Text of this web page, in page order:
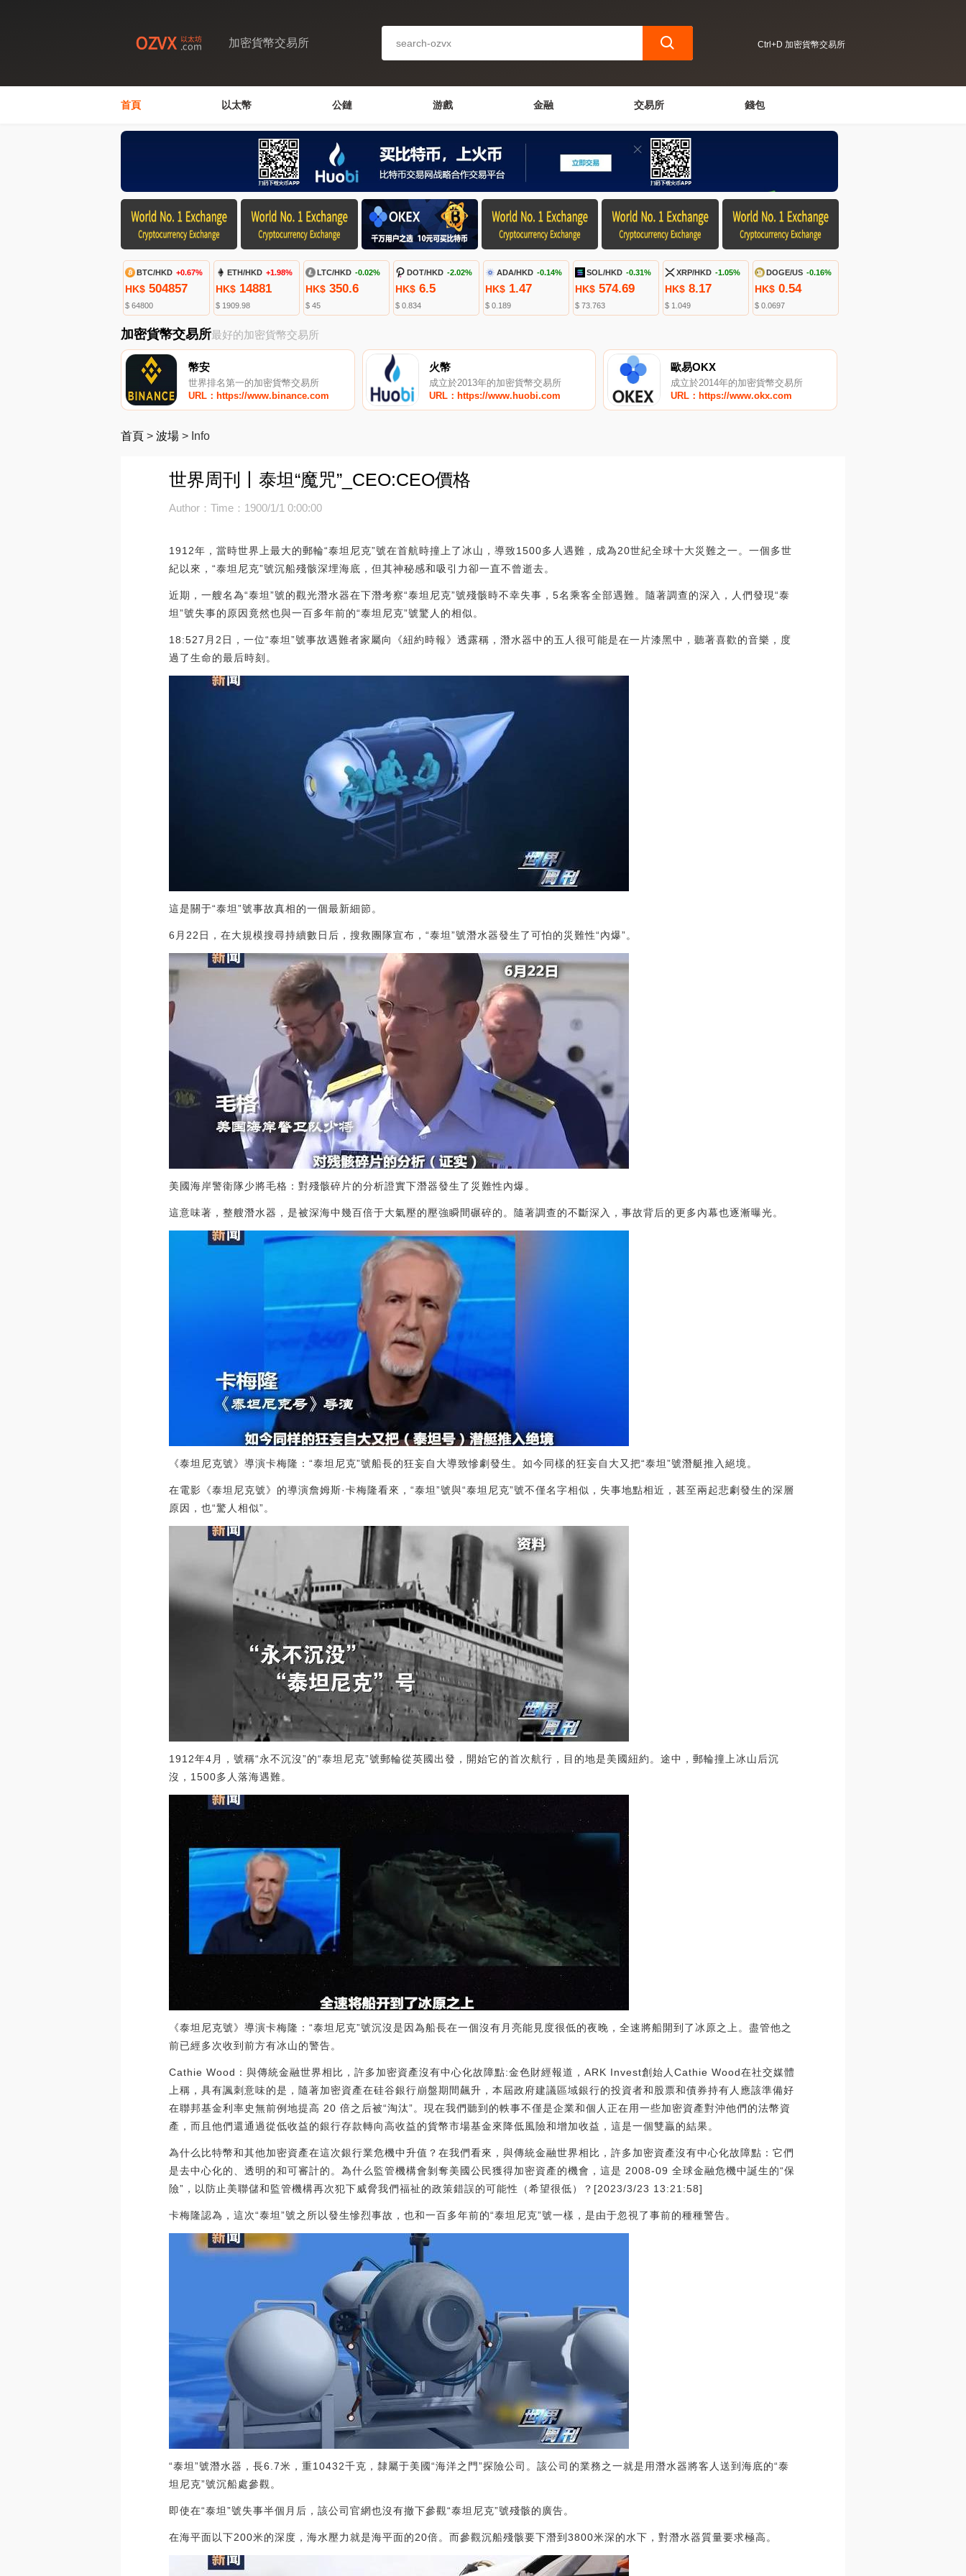
加密貨幣交易所 Ctrl+D 加密貨幣交易所
首頁 以太幣 公鏈 游戲 金融 交易所 錢包
BTC/HKD +0.67%
HK$ 504857
$ 64800
ETH/HKD +1.98%
HK$14881
$ 1909.98
LTC/HKD -0.02%
HK$350.6
$ 45
DOT/HKD -2.02%
HK$6.5
$ 0.834
ADA/HKD -0.14%
HK$1.47
$ 0.189
SOL/HKD -0.31%
HK$ 574.69
$ 73.763
XRP/HKD -1.05%
HK$ 8.17
$ 1.049
DOGE/US -0.16%
HK$ 0.54
$ 0.0697
加密貨幣交易所最好的加密貨幣交易所
幣安
世界排名第一的加密貨幣交易所
URL：https://www.binance.com
火幣
成立於2013年的加密貨幣交易所
URL：https://www.huobi.com
歐易OKX
成立於2014年的加密貨幣交易所
URL：https://www.okx.com
首頁 > 波場 > Info
世界周刊丨泰坦“魔咒”_CEO:CEO價格
Author：Time：1900/1/1 0:00:00
1912年，當時世界上最大的郵輪“泰坦尼克”號在首航時撞上了冰山，導致1500多人遇難，成為20世紀全球十大災難之一。一個多世
紀以來，“泰坦尼克”號沉船殘骸深埋海底，但其神秘感和吸引力卻一直不曾逝去。
近期，一艘名為“泰坦”號的觀光潛水器在下潛考察“泰坦尼克”號殘骸時不幸失事，5名乘客全部遇難。隨著調查的深入，人們發現“泰
坦”號失事的原因竟然也與一百多年前的“泰坦尼克”號驚人的相似。
18:527月2日，一位“泰坦”號事故遇難者家屬向《紐約時報》透露稱，潛水器中的五人很可能是在一片漆黑中，聽著喜歡的音樂，度
過了生命的最后時刻。
這是關于“泰坦”號事故真相的一個最新細節。
6月22日，在大規模搜尋持續數日后，搜救團隊宣布，“泰坦”號潛水器發生了可怕的災難性“內爆”。
美國海岸警衛隊少將毛格：對殘骸碎片的分析證實下潛器發生了災難性內爆。
這意味著，整艘潛水器，是被深海中幾百倍于大氣壓的壓強瞬間碾碎的。隨著調查的不斷深入，事故背后的更多內幕也逐漸曝光。
《泰坦尼克號》導演卡梅隆：“泰坦尼克”號船長的狂妄自大導致慘劇發生。如今同樣的狂妄自大又把“泰坦”號潛艇推入絕境。
在電影《泰坦尼克號》的導演詹姆斯·卡梅隆看來，“泰坦”號與“泰坦尼克”號不僅名字相似，失事地點相近，甚至兩起悲劇發生的深層
原因，也“驚人相似”。
1912年4月，號稱“永不沉沒”的“泰坦尼克”號郵輪從英國出發，開始它的首次航行，目的地是美國紐約。途中，郵輪撞上冰山后沉
沒，1500多人落海遇難。
《泰坦尼克號》導演卡梅隆：“泰坦尼克”號沉沒是因為船長在一個沒有月亮能見度很低的夜晚，全速將船開到了冰原之上。盡管他之
前已經多次收到前方有冰山的警告。
Cathie Wood：與傳統金融世界相比，許多加密資產沒有中心化故障點:金色財經報道，ARK Invest創始人Cathie Wood在社交媒體
上稱，具有諷刺意味的是，隨著加密資產在硅谷銀行崩盤期間飆升，本屆政府建議區域銀行的投資者和股票和債券持有人應該準備好
在聯邦基金利率史無前例地提高 20 倍之后被“淘汰”。現在我們聽到的軼事不僅是企業和個人正在用一些加密資產對沖他們的法幣資
產，而且他們還通過從低收益的銀行存款轉向高收益的貨幣市場基金來降低風險和增加收益，這是一個雙贏的結果。
為什么比特幣和其他加密資產在這次銀行業危機中升值？在我們看來，與傳統金融世界相比，許多加密資產沒有中心化故障點：它們
是去中心化的、透明的和可審計的。為什么監管機構會剝奪美國公民獲得加密資產的機會，這是 2008-09 全球金融危機中誕生的“保
險”，以防止美聯儲和監管機構再次犯下威脅我們福祉的政策錯誤的可能性（希望很低）？[2023/3/23 13:21:58]
卡梅隆認為，這次“泰坦”號之所以發生慘烈事故，也和一百多年前的“泰坦尼克”號一樣，是由于忽視了事前的種種警告。
“泰坦”號潛水器，長6.7米，重10432千克，隸屬于美國“海洋之門”探險公司。該公司的業務之一就是用潛水器將客人送到海底的“泰
坦尼克”號沉船處參觀。
即使在“泰坦”號失事半個月后，該公司官網也沒有撤下參觀“泰坦尼克”號殘骸的廣告。
在海平面以下200米的深度，海水壓力就是海平面的20倍。而參觀沉船殘骸要下潛到3800米深的水下，對潛水器質量要求極高。